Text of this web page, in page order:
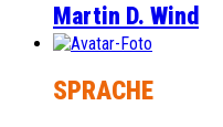
Martin D. Wind
SPRACHE